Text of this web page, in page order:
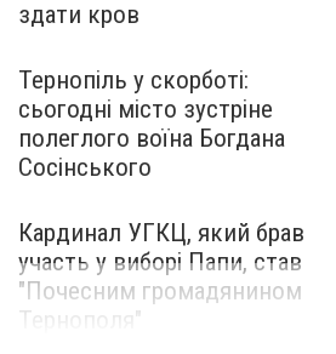
здати кров
Тернопіль у скорботі:
сьогодні місто зустріне
полеглого воїна Богдана
Сосінського
Кардинал УГКЦ, який брав
участь у виборі Папи, став
"Почесним громадянином
Тернополя"